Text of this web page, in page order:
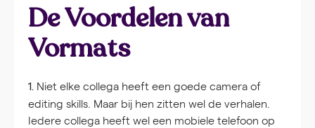
De Voordelen van
Vormats
1. Niet elke collega heeft een goede camera of
editing skills. Maar bij hen zitten wel de verhalen.
Iedere collega heeft wel een mobiele telefoon op